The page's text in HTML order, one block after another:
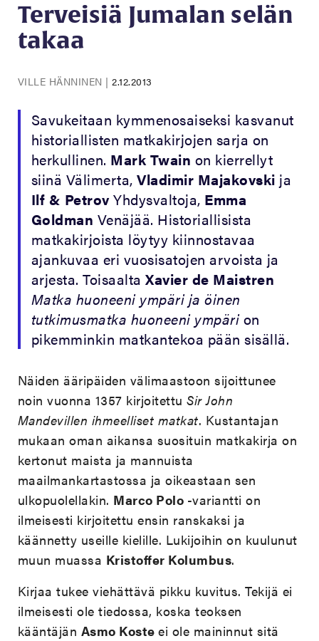
Terveisiä Jumalan selän
takaa
VILLE HÄNNINEN |2.12.2013
Savukeitaan kymmenosaiseksi kasvanut
historiallisten matkakirjojen sarja on
herkullinen. Mark Twain on kierrellyt
siinä Välimerta,Vladimir Majakovski ja
Ilf & PetrovYhdysvaltoja, Emma
Goldman Venäjää. Historiallisista
matkakirjoista löytyy kiinnostavaa
ajankuvaa eri vuosisatojen arvoista ja
arjesta. ToisaaltaXavier de Maistren
Matka huoneeni ympäri ja öinen
tutkimusmatka huoneeni ympärion
pikemminkin matkantekoa pään sisällä.
Näiden ääripäiden välimaastoon sijoittunee
noin vuonna 1357 kirjoitettuSir John
Mandevillen ihmeelliset matkat. Kustantajan
mukaan oman aikansa suosituin matkakirja on
kertonut maista ja mannuista
maailmankartastossa ja oikeastaan sen
ulkopuolellakin. Marco Polo -variantti on
ilmeisesti kirjoitettu ensin ranskaksi ja
käännetty useille kielille. Lukijoihin on kuulunut
muun muassa Kristoffer Kolumbus.
Kirjaa tukee viehättävä pikku kuvitus. Tekijä ei
ilmeisesti ole tiedossa, koska teoksen
kääntäjän Asmo Kosteei ole maininnut sitä